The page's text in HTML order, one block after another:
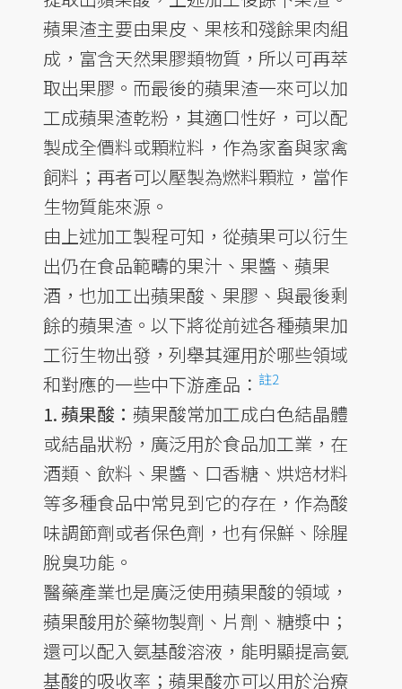
蘋果渣主要由果皮、果核和殘餘果肉組
成，富含天然果膠類物質，所以可再萃
取出果膠。而最後的蘋果渣一來可以加
工成蘋果渣乾粉，其適口性好，可以配
製成全價料或顆粒料，作為家畜與家禽
飼料；再者可以壓製為燃料顆粒，當作
生物質能來源。
由上述加工製程可知，從蘋果可以衍生
出仍在食品範疇的果汁、果醬、蘋果
酒，也加工出蘋果酸、果膠、與最後剩
餘的蘋果渣。以下將從前述各種蘋果加
工衍生物出發，列舉其運用於哪些領域
和對應的一些中下游產品： 註2
1. 蘋果酸： 蘋果酸常加工成白色結晶體
或結晶狀粉，廣泛用於食品加工業，在
酒類、飲料、果醬、口香糖、烘焙材料
等多種食品中常見到它的存在，作為酸
味調節劑或者保色劑，也有保鮮、除腥
脫臭功能。
醫藥產業也是廣泛使用蘋果酸的領域，
蘋果酸用於藥物製劑、片劑、糖漿中；
還可以配入氨基酸溶液，能明顯提高氨
基酸的吸收率；蘋果酸亦可以用於治療